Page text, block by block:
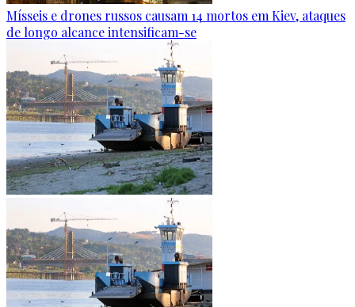
Mísseis e drones russos causam 14 mortos em Kiev, ataques
de longo alcance intensificam-se